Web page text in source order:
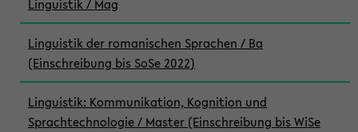
Linguistik / Mag
Linguistik der romanischen Sprachen / Ba
(Einschreibung bis SoSe 2022)
Linguistik: Kommunikation, Kognition und
Sprachtechnologie / Master (Einschreibung bis WiSe